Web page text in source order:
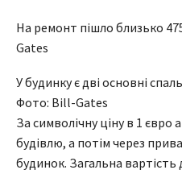
На ремонт пішло близько
Gates
У будинку є дві основні
Фото: Bill-Gates
За символічну ціну в 1
будівлю, а потім через
будинок. Загальна вартість